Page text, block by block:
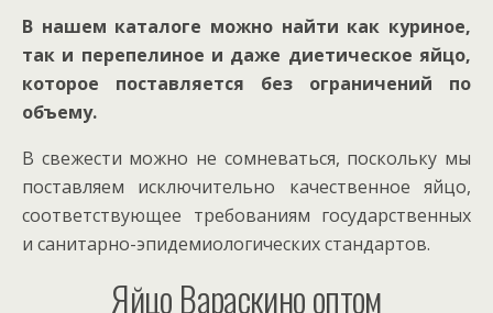
В нашем каталоге можно найти как куриное,
так и перепелиное и даже диетическое яйцо,
которое поставляется без ограничений по
объему.
В свежести можно не сомневаться, поскольку мы
поставляем исключительно качественное яйцо,
соответствующее требованиям государственных
и санитарно-эпидемиологических стандартов.
Яйцо Вараскино оптом